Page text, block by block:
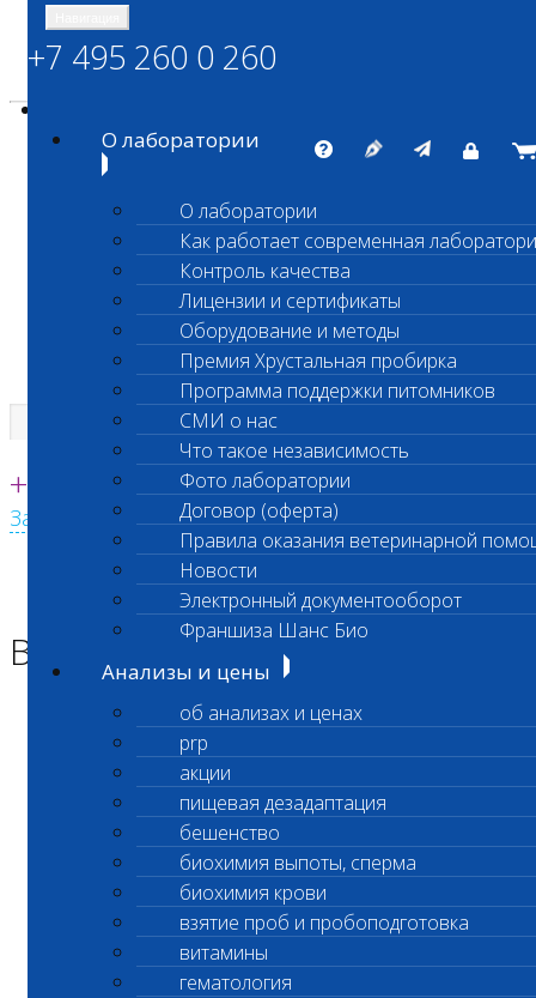
ШАНС БИО
Независимая ветеринарная лаборатория
Единая круглосуточная справочная
+7 495 260 0 260
Заказать звонок с сайта
+7 495 260 0 260
О лаборатории
О лаборатории
Как работает современная
Контроль качества
Лицензии и сертификаты
Оборудование и методы
Премия Хрустальная пробирка
Программа поддержки питомников
СМИ о нас
Что такое независимость
Фото лаборатории
Договор (оферта)
Правила оказания ветеринарной
Новости
Электронный документооборот
Франшиза Шанс Био
Анализы и цены
об анализах и ценах
prp
акции
пищевая дезадаптация
бешенство
биохимия выпоты, сперма
биохимия крови
взятие проб и пробоподготовка
витамины
гематология
Главная страница
ВНИМАНИЕ!
ВНИМАНИЕ!
Уважаемые клиенты лаборатории!
17 июля 2025г
Санитарный день
в экспресс-лаборатории Владыкино
По адресу ул. Гостиничная 10к5
18 июля 2025г лаборатория работает